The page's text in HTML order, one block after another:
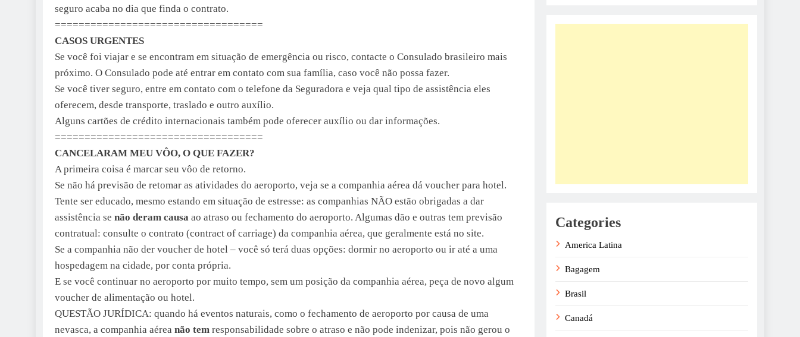
seguro acaba no dia que finda o contrato.
===================================
CASOS URGENTES
Se você foi viajar e se encontram em situação de emergência ou risco, contacte o Consulado brasileiro mais
próximo. O Consulado pode até entrar em contato com sua família, caso você não possa fazer.
Se você tiver seguro, entre em contato com o telefone da Seguradora e veja qual tipo de assistência eles
oferecem, desde transporte, traslado e outro auxílio.
Alguns cartões de crédito internacionais também pode oferecer auxílio ou dar informações.
===================================
CANCELARAM MEU VÔO, O QUE FAZER?
A primeira coisa é marcar seu vôo de retorno.
Se não há previsão de retomar as atividades do aeroporto, veja se a companhia aérea dá voucher para hotel.
Tente ser educado, mesmo estando em situação de estresse: as companhias NÃO estão obrigadas a dar
assistência se não deram causa ao atraso ou fechamento do aeroporto. Algumas dão e outras tem previsão
contratual: consulte o contrato (contract of carriage) da companhia aérea, que geralmente está no site.
Se a companhia não der voucher de hotel – você só terá duas opções: dormir no aeroporto ou ir até a uma
hospedagem na cidade, por conta própria.
E se você continuar no aeroporto por muito tempo, sem um posição da companhia aérea, peça de novo algum
voucher de alimentação ou hotel.
QUESTÃO JURÍDICA: quando há eventos naturais, como o fechamento de aeroporto por causa de uma
nevasca, a companhia aérea não tem responsabilidade sobre o atraso e não pode indenizar, pois não gerou o
Categories
America Latina
Bagagem
Brasil
Canadá